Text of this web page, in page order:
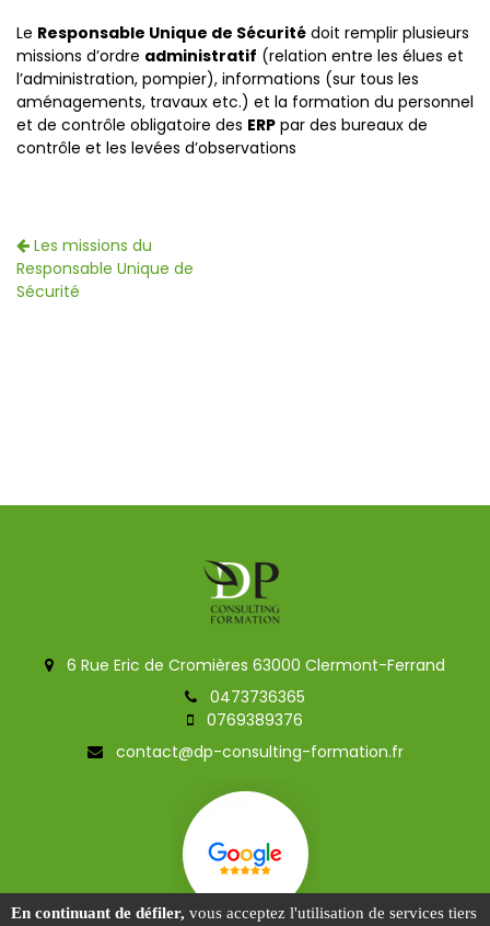
Le Responsable Unique de Sécurité doit remplir plusieurs
missions d’ordre administratif (relation entre les élues et
l’administration, pompier), informations (sur tous les
aménagements, travaux etc.) et la formation du personnel
et de contrôle obligatoire des ERP par des bureaux de
contrôle et les levées d’observations
Les missions du
Responsable Unique de
Sécurité
6 Rue Eric de Cromières 63000 Clermont-Ferrand
0473736365
0769389376
contact@dp-consulting-formation.fr
En continuant de défiler, vous acceptez l'utilisation de services tiers